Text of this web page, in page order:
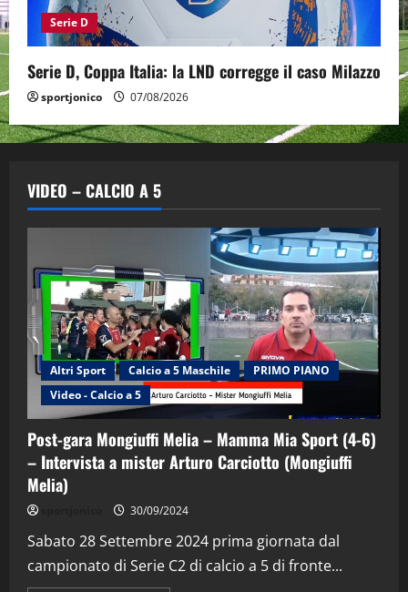
Serie D
Serie D, Coppa Italia: la LND corregge il caso Milazzo
sportjonico 07/08/2026
VIDEO – CALCIO A 5
Altri Sport Calcio a 5 Maschile
PRIMO PIANO
Video - Calcio a 5
Post-gara Mongiuffi Melia – Mamma Mia Sport (4-6)
– Intervista a mister Arturo Carciotto (Mongiuffi
Melia)
30/09/2024
Sabato 28 Settembre 2024 prima giornata dal
campionato di Serie C2 di calcio a 5 di fronte...
2
“SportEmpire” in Podcast: 29^ Puntata
(Martedi 28 Aprile 2026)
28/04/2026